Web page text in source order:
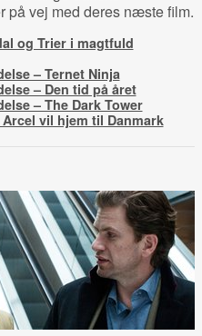
på vej med deres næste film.
og Trier i magtfuld
– Ternet Ninja
– Den tid på året
– The Dark Tower
vil hjem til Danmark